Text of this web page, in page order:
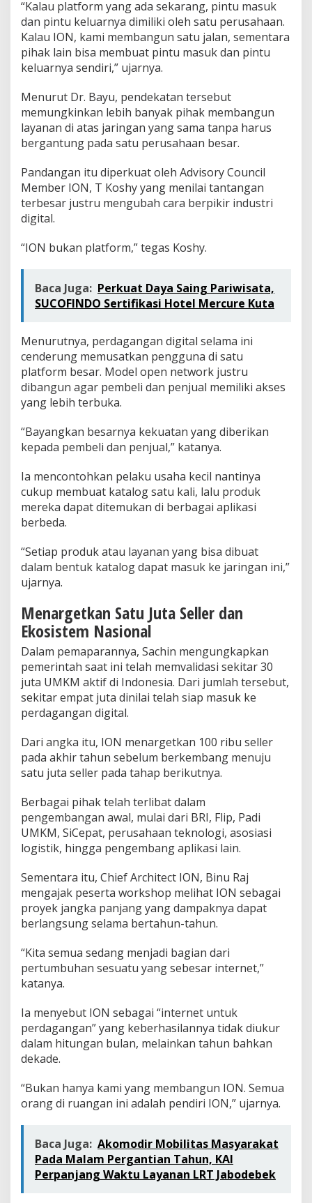
“Kalau platform yang ada sekarang, pintu masuk
dan pintu keluarnya dimiliki oleh satu perusahaan.
Kalau ION, kami membangun satu jalan, sementara
pihak lain bisa membuat pintu masuk dan pintu
keluarnya sendiri,” ujarnya.
Menurut Dr. Bayu, pendekatan tersebut
memungkinkan lebih banyak pihak membangun
layanan di atas jaringan yang sama tanpa harus
bergantung pada satu perusahaan besar.
Pandangan itu diperkuat oleh Advisory Council
Member ION, T Koshy yang menilai tantangan
terbesar justru mengubah cara berpikir industri
digital.
“ION bukan platform,” tegas Koshy.
Baca Juga: Perkuat Daya Saing Pariwisata,
SUCOFINDO Sertifikasi Hotel Mercure Kuta
Menurutnya, perdagangan digital selama ini
cenderung memusatkan pengguna di satu
platform besar. Model open network justru
dibangun agar pembeli dan penjual memiliki akses
yang lebih terbuka.
“Bayangkan besarnya kekuatan yang diberikan
kepada pembeli dan penjual,” katanya.
Ia mencontohkan pelaku usaha kecil nantinya
cukup membuat katalog satu kali, lalu produk
mereka dapat ditemukan di berbagai aplikasi
berbeda.
“Setiap produk atau layanan yang bisa dibuat
dalam bentuk katalog dapat masuk ke jaringan ini,”
ujarnya.
Menargetkan Satu Juta Seller dan
Ekosistem Nasional
Dalam pemaparannya, Sachin mengungkapkan
pemerintah saat ini telah memvalidasi sekitar 30
juta UMKM aktif di Indonesia. Dari jumlah tersebut,
sekitar empat juta dinilai telah siap masuk ke
perdagangan digital.
Dari angka itu, ION menargetkan 100 ribu seller
pada akhir tahun sebelum berkembang menuju
satu juta seller pada tahap berikutnya.
Berbagai pihak telah terlibat dalam
pengembangan awal, mulai dari BRI, Flip, Padi
UMKM, SiCepat, perusahaan teknologi, asosiasi
logistik, hingga pengembang aplikasi lain.
Sementara itu, Chief Architect ION, Binu Raj
mengajak peserta workshop melihat ION sebagai
proyek jangka panjang yang dampaknya dapat
berlangsung selama bertahun-tahun.
“Kita semua sedang menjadi bagian dari
pertumbuhan sesuatu yang sebesar internet,”
katanya.
Ia menyebut ION sebagai “internet untuk
perdagangan” yang keberhasilannya tidak diukur
dalam hitungan bulan, melainkan tahun bahkan
dekade.
“Bukan hanya kami yang membangun ION. Semua
orang di ruangan ini adalah pendiri ION,” ujarnya.
Baca Juga: Akomodir Mobilitas Masyarakat
Pada Malam Pergantian Tahun, KAI
Perpanjang Waktu Layanan LRT Jabodebek